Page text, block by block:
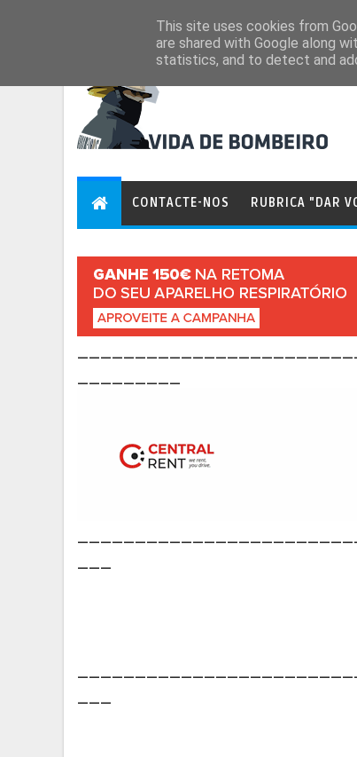
CONTACTE-NOS RUBRICA "DAR
This site uses cookies from
are shared with Google along
statistics, and to detect and